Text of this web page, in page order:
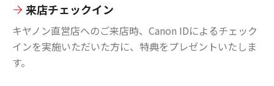
来店チェックイン
キヤノン直営店へのご来店時、Canon IDによるチェック
インを実施いただいた方に、特典をプレゼントいたしま
す。